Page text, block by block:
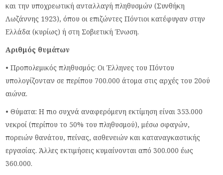
και την υποχρεωτική ανταλλαγή πληθυσμών (Συνθήκη
Λωζάννης 1923), όπου οι επιζώντες Πόντιοι κατέφυγαν στην
Ελλάδα (κυρίως) ή στη Σοβιετική Ένωση.
Αριθμός θυμάτων
• Προπολεμικός πληθυσμός: Οι Έλληνες του Πόντου
υπολογίζονταν σε περίπου 700.000 άτομα στις αρχές του 20ού
αιώνα.
• Θύματα: Η πιο συχνά αναφερόμενη εκτίμηση είναι 353.000
νεκροί (περίπου το 50% του πληθυσμού), μέσω σφαγών,
πορειών θανάτου, πείνας, ασθενειών και καταναγκαστικής
εργασίας. Άλλες εκτιμήσεις κυμαίνονται από 300.000 έως
360.000.